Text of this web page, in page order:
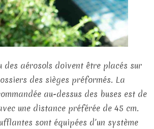
des aérosols doivent être placés sur
des sièges préformés. La
au-dessus des buses est de
une distance préférée de 45 cm.
sont équipées d’un système